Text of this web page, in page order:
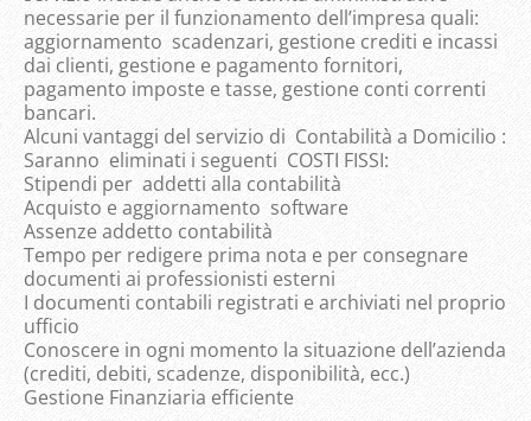
necessarie per il funzionamento dell’impresa quali:
aggiornamento scadenzari, gestione crediti e incassi
dai clienti, gestione e pagamento fornitori,
pagamento imposte e tasse, gestione conti correnti
bancari.
Alcuni vantaggi del servizio di Contabilità a Domicilio :
Saranno eliminati i seguenti COSTI FISSI:
Stipendi per addetti alla contabilità
Acquisto e aggiornamento software
Assenze addetto contabilità
Tempo per redigere prima nota e per consegnare
documenti ai professionisti esterni
I documenti contabili registrati e archiviati nel proprio
ufficio
Conoscere in ogni momento la situazione dell’azienda
(crediti, debiti, scadenze, disponibilità, ecc.)
Gestione Finanziaria efficiente